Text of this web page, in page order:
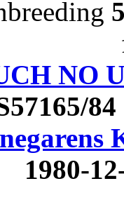
NO
1980-